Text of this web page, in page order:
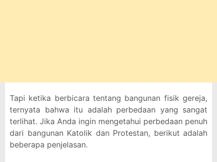
Tapi ketika berbicara tentang bangunan fisik gereja,
ternyata bahwa itu adalah perbedaan yang sangat
terlihat. Jika Anda ingin mengetahui perbedaan penuh
dari bangunan Katolik dan Protestan, berikut adalah
beberapa penjelasan.